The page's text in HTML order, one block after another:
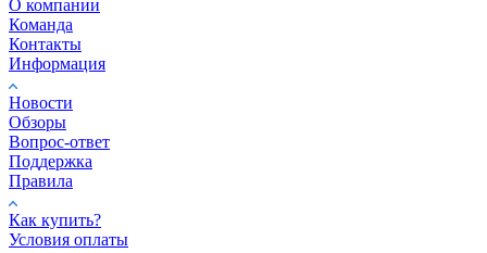
О компании
Команда
Контакты
Информация
Новости
Обзоры
Вопрос-ответ
Поддержка
Правила
Как купить?
Условия оплаты